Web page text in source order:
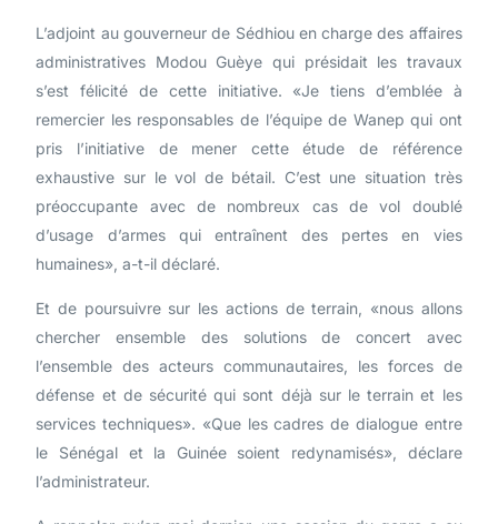
L’adjoint au gouverneur de Sédhiou en charge des affaires
administratives Modou Guèye qui présidait les travaux
s’est félicité de cette initiative. «Je tiens d’emblée à
remercier les responsables de l’équipe de Wanep qui ont
pris l’initiative de mener cette étude de référence
exhaustive sur le vol de bétail. C’est une situation très
préoccupante avec de nombreux cas de vol doublé
d’usage d’armes qui entraînent des pertes en vies
humaines», a-t-il déclaré.
Et de poursuivre sur les actions de terrain, «nous allons
chercher ensemble des solutions de concert avec
l’ensemble des acteurs communautaires, les forces de
défense et de sécurité qui sont déjà sur le terrain et les
services techniques». «Que les cadres de dialogue entre
le Sénégal et la Guinée soient redynamisés», déclare
l’administrateur.